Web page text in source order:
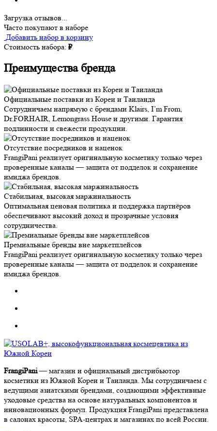
Загрузка отзывов...
Часто покупают в наборе
Добавить набор в корзину
Стоимость набора: ₽
Преимущества бренда
Официальные поставки из Кореи и Таиланда
Сотрудничаем напрямую с брендами Klairs, I’m From,
Dr.FORHAIR, Lemongrass House и другими. Гарантия
подлинности и свежести продукции.
Отсутствие посредников и наценок
FrangiPani реализует оригинальную косметику только через
проверенные каналы — защита от подделок и сохранение
имиджа брендов.
Стабильная, высокая маржинальность
Оптимальная ценовая политика и поддержка партнёров
обеспечивают высокий доход и прозрачные условия
сотрудничества.
Премиальные бренды вне маркетплейсов
FrangiPani реализует оригинальную косметику только через
проверенные каналы — защита от подделок и сохранение
имиджа брендов.
FrangiPani— магазин и официальный дистрибьютор
косметики из Южной Кореи и Таиланда. Мы сотрудничаем с
ведущими азиатскими брендами, создающими эффективные
уходовые средства на основе натуральных компонентов и
инновационных формул. Продукция FrangiPani представлена
в салонах красоты, SPA-центрах и магазинах по всей России.